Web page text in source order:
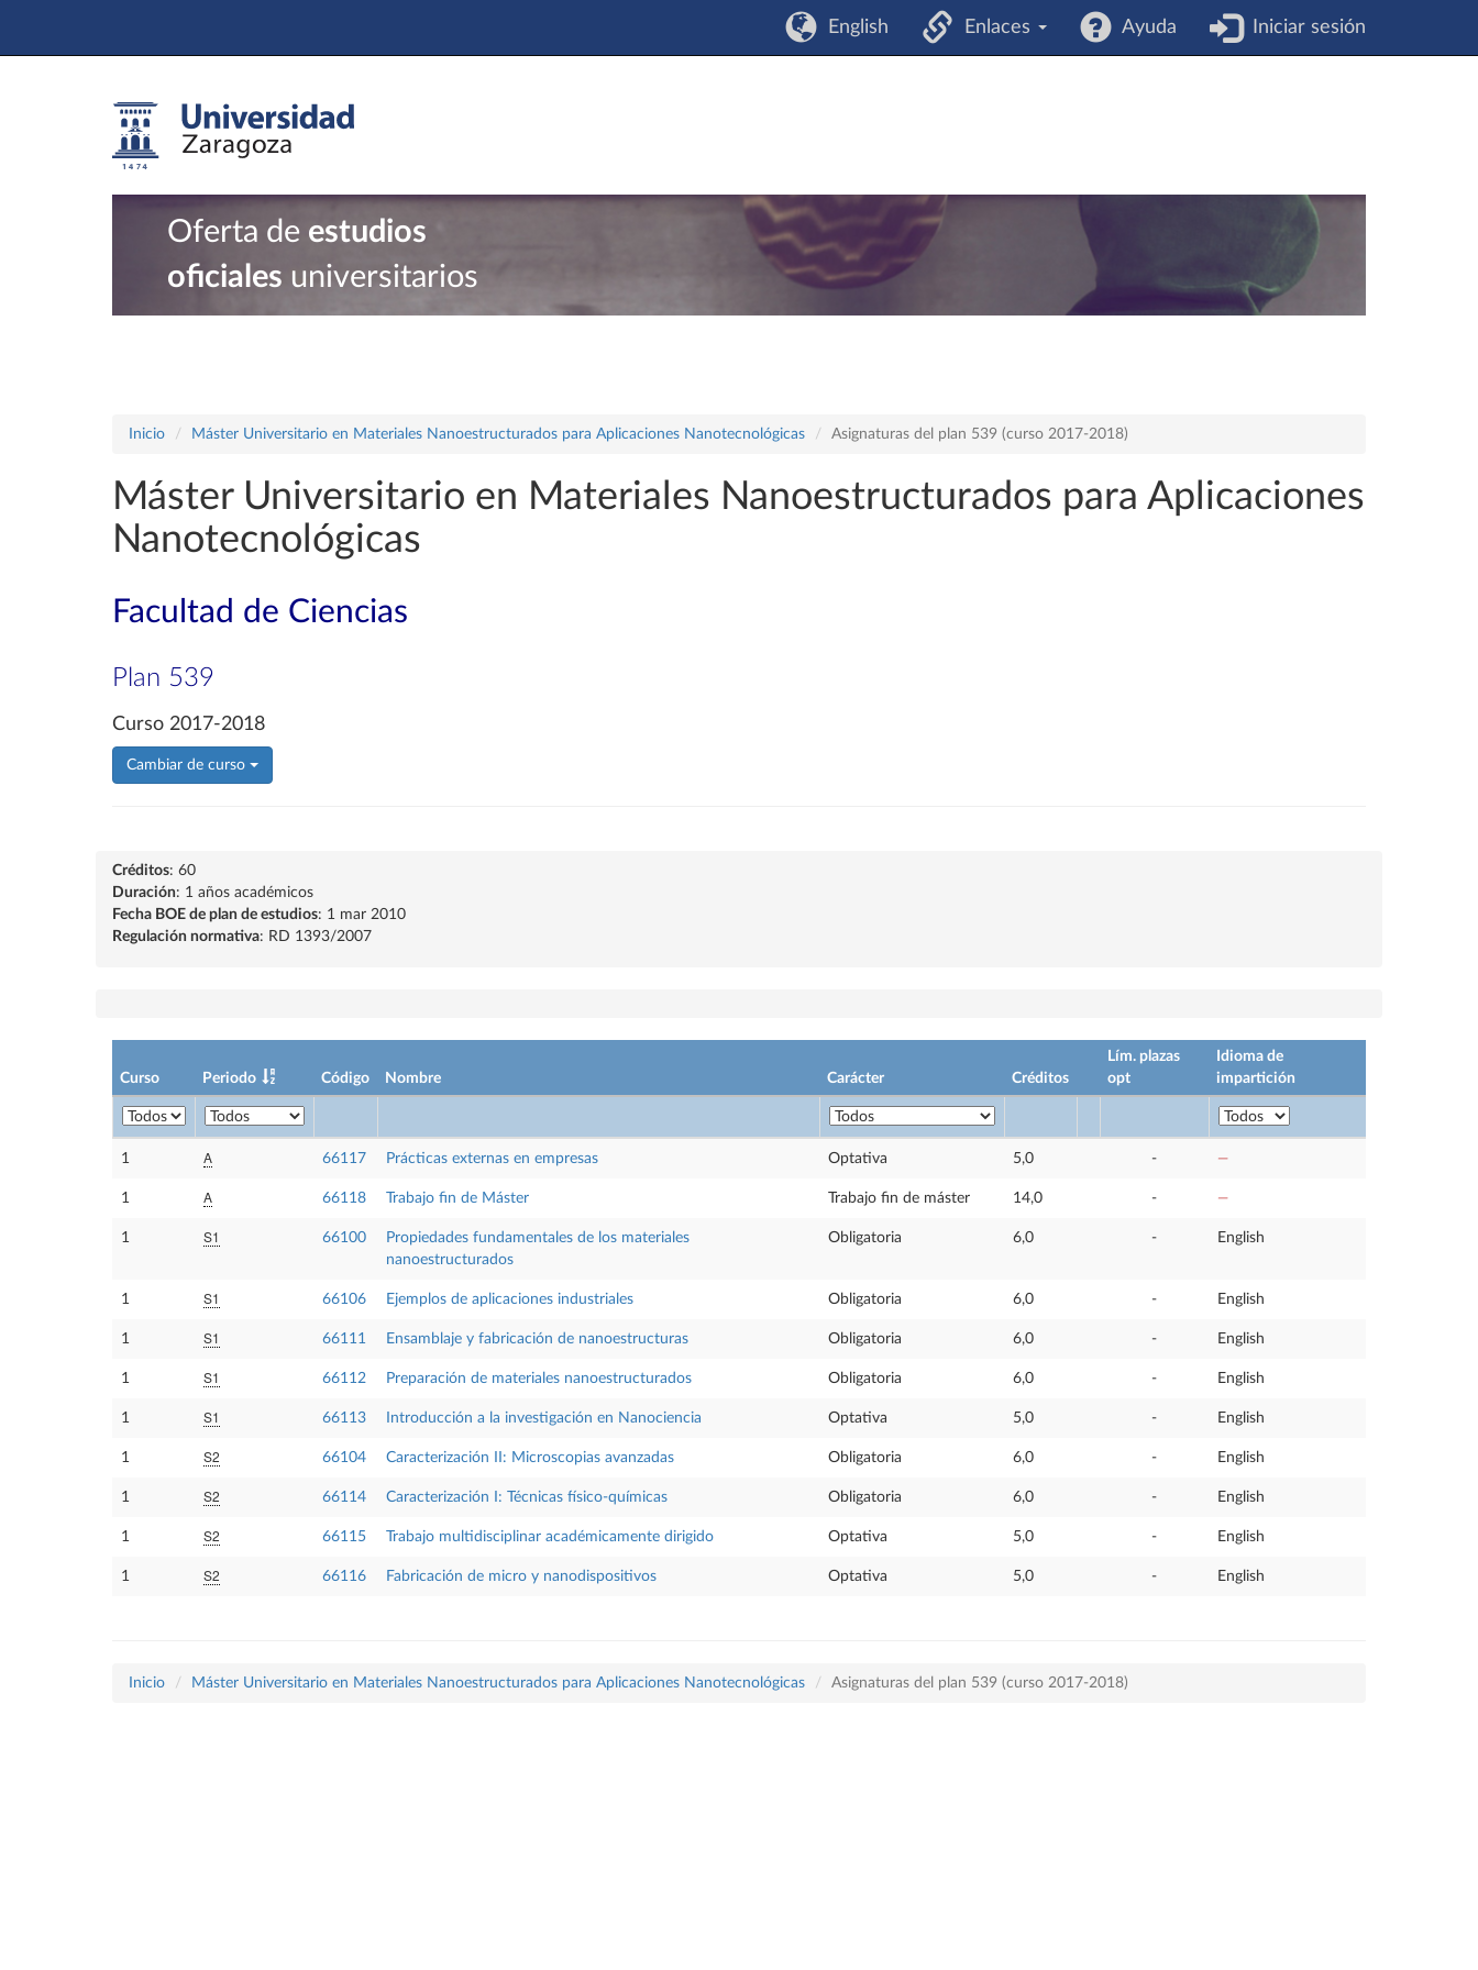
English Enlaces Ayuda Iniciar sesión
Oferta de estudios
oficiales universitarios
Inicio Máster Universitario en Materiales Nanoestructurados para Aplicaciones Nanotecnológicas Asignaturas del plan 539 (curso 2017-2018)
Máster Universitario en Materiales Nanoestructurados para Aplicaciones
Nanotecnológicas
Facultad de Ciencias
Plan 539
Curso 2017-2018
Cambiar de curso
Créditos: 60
Duración: 1 años académicos
Fecha BOE de plan de estudios: 1 mar 2010
Regulación normativa: RD 1393/2007
Curso Periodo Código Nombre Carácter Créditos
Lím. plazas
opt
Idioma de
impartición
1 A 66117 Prácticas externas en empresas Optativa 5,0 - —
1 A 66118 Trabajo fin de Máster Trabajo fin de máster 14,0 - —
1 S1 66100
Propiedades fundamentales de los materiales
nanoestructurados
Obligatoria 6,0 - English
1 S1 66106 Ejemplos de aplicaciones industriales Obligatoria 6,0 - English
1 S1 66111 Ensamblaje y fabricación de nanoestructuras Obligatoria 6,0 - English
1 S1 66112 Preparación de materiales nanoestructurados Obligatoria 6,0 - English
1 S1 66113 Introducción a la investigación en Nanociencia Optativa 5,0 - English
1 S2 66104 Caracterización II: Microscopias avanzadas Obligatoria 6,0 - English
1 S2 66114 Caracterización I: Técnicas físico-químicas Obligatoria 6,0 - English
1 S2 66115 Trabajo multidisciplinar académicamente dirigido Optativa 5,0 - English
1 S2 66116 Fabricación de micro y nanodispositivos Optativa 5,0 - English
Inicio Máster Universitario en Materiales Nanoestructurados para Aplicaciones Nanotecnológicas Asignaturas del plan 539 (curso 2017-2018)